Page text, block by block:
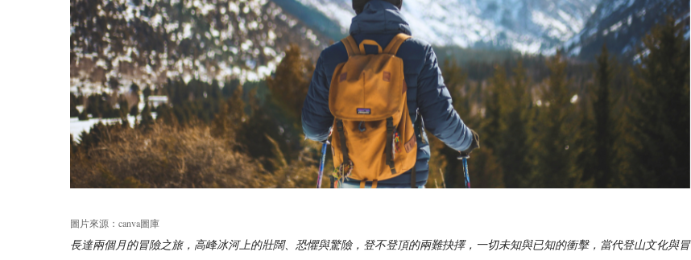
圖片來源： canva圖庫
長達兩個月的冒險之旅，高峰冰河上的壯闊、恐懼與驚險，登不登頂的兩難抉擇，一切未知與已知的衝擊，當代登山文化與冒